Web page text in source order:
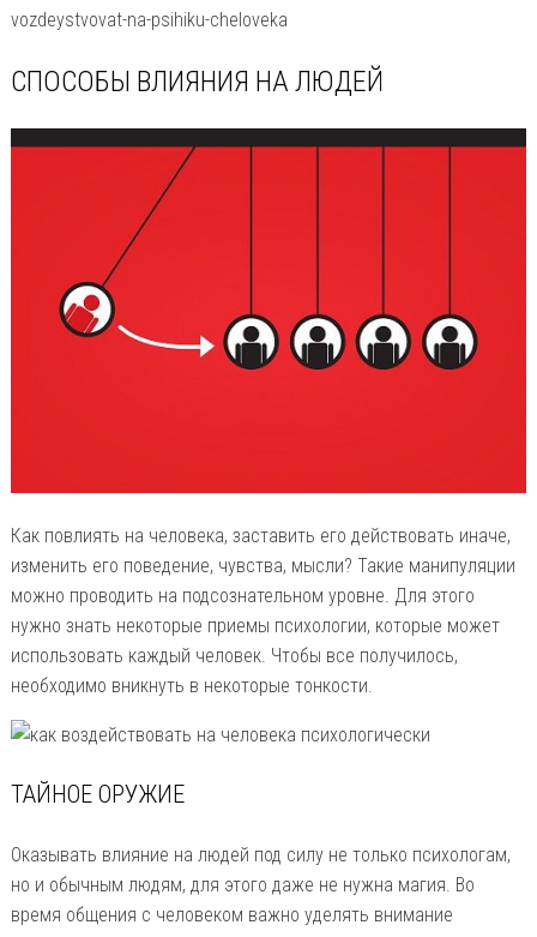
vozdeystvovat-na-psihiku-cheloveka
СПОСОБЫ ВЛИЯНИЯ НА ЛЮДЕЙ
Как повлиять на человека, заставить его действовать иначе,
изменить его поведение, чувства, мысли? Такие манипуляции
можно проводить на подсознательном уровне. Для этого
нужно знать некоторые приемы психологии, которые может
использовать каждый человек. Чтобы все получилось,
необходимо вникнуть в некоторые тонкости.
ТАЙНОЕ ОРУЖИЕ
Оказывать влияние на людей под силу не только психологам,
но и обычным людям, для этого даже не нужна магия. Во
время общения с человеком важно уделять внимание